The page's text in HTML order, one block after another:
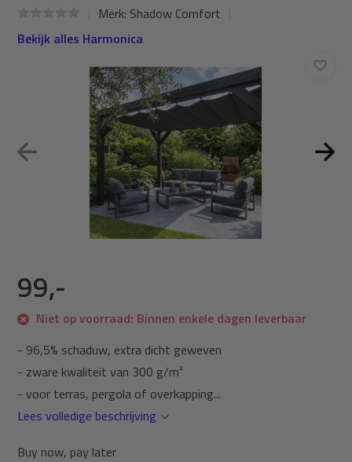
Merk: Shadow Comfort
Bekijk alles Harmonica
99,-
Niet op voorraad: Binnen enkele dagen leverbaar
- 96,5% schaduw, extra dicht geweven
- zware kwaliteit van 300 g/m²
- voor terras, pergola of overkapping...
Lees volledige beschrijving
Buy now, pay later